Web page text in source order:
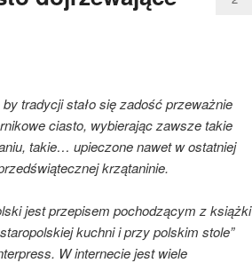
tradycji stało się zadość przeważnie
ciasto, wybierając zawsze takie
takie… upieczone nawet w ostatniej
krzątaninie.
jest przepisem pochodzącym z książki
kuchni i przy polskim stole”
W internecie jest wiele